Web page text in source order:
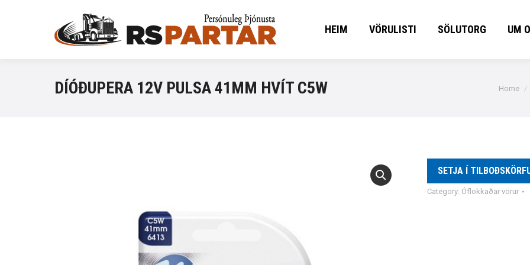
HEIM VÖRULISTI SÖLUTORG UM
DÍÓÐUPERA 12V PULSA 41MM HVÍT C5W You
Home
SETJA Í
Category: Óflokkaðar vörur